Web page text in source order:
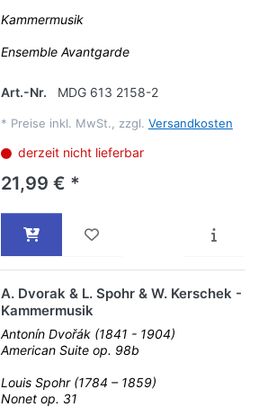
Kammermusik
Ensemble Avantgarde
Art.-Nr. MDG 613 2158-2
* Preise inkl. MwSt., zzgl. Versandkosten
derzeit nicht lieferbar
21,99 € *
A. Dvorak & L. Spohr & W. Kerschek -
Kammermusik
Antonín Dvořák (1841 - 1904)
American Suite op. 98b
Louis Spohr (1784 – 1859)
Nonet op. 31